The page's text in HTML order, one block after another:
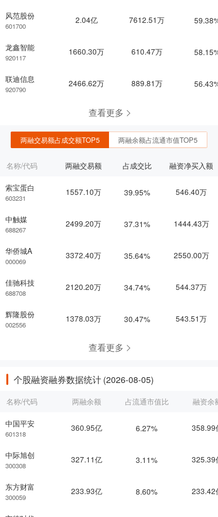
风范股份
601700
龙鑫智能
920117
联迪信息
920790
2.04亿 7612.51万
1660.30万 610.47万
2466.62万 889.81万
查看更多
两融交易额占成交额TOP5 两融余额占流通市值TOP5
名称/代码
索宝蛋白
603231
中触媒
688267
华侨城A
000069
佳驰科技
688708
辉隆股份
002556
两融交易额 占成交比 融资净买入额
1557.10万 39.95% 546.40万
2499.20万 37.31% 1444.43万
3372.40万 35.64% 2550.00万
2120.20万 34.74% 544.37万
1378.03万 30.47% 543.51万
查看更多
个股融资融券数据统计 (2026-08-05)
名称/代码
中国平安
601318
中际旭创
300308
东方财富
300059
两融余额 占流通市值比 融资余
360.95亿 6.27% 358.99
327.11亿 3.11% 325.39
233.93亿 8.60% 233.42